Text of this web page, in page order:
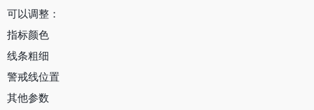
可以调整：
指标颜色
线条粗细
警戒线位置
其他参数